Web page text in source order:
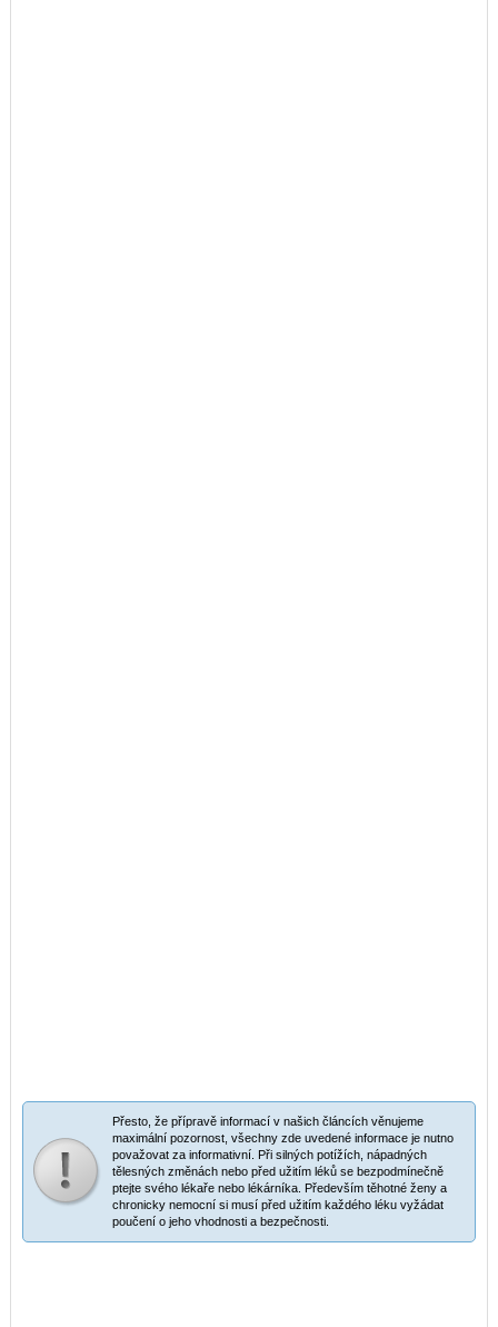
Přesto, že přípravě informací v našich článcích věnujeme
maximální pozornost, všechny zde uvedené informace je nutno
považovat za informativní. Při silných potížích, nápadných
tělesných změnách nebo před užitím léků se bezpodmínečně
ptejte svého lékaře nebo lékárníka. Především těhotné ženy a
chronicky nemocní si musí před užitím každého léku vyžádat
poučení o jeho vhodnosti a bezpečnosti.